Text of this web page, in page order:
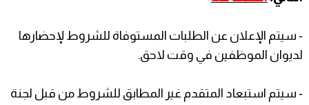
- سيتم الإعلان عن الطلبات المستوفاة للشروط لإحضارها
لديوان الموظفين في وقت لاحق.
- سيتم استبعاد المتقدم غير المطابق للشروط من قبل لجنة